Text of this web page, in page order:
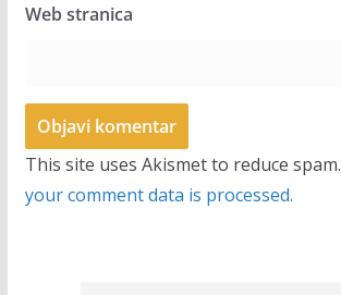
Web stranica
This site uses Akismet to reduce spam.
your comment data is processed.